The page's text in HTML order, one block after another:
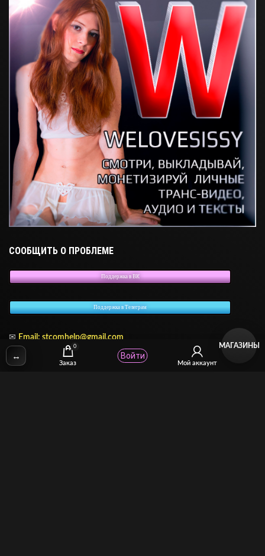
СООБЩИТЬ О ПРОБЛЕМЕ
Поддержка в ВК
Поддержка в Телеграм
✉ Email: stcomhelp@gmail.com
↔
0
Заказ Мой аккаунт
Войти
МАГАЗИНЫ